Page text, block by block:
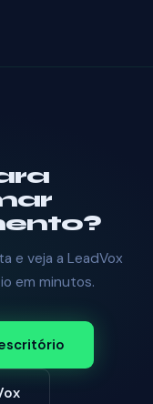
e veja a LeadVox
em minutos.